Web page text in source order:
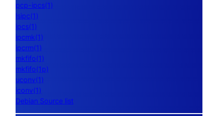
pcp-ipcs(1)
lsipc(1)
ipcs(1)
ipcmk(1)
ipcrm(1)
mkfifo(1)
mkfifo(1p)
uconv(1)
iconv(1)
Debian Source list